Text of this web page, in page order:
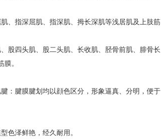
、指深屈肌、指深肌、拇长深肌等浅居肌及上肢筋
股四头肌、股二头肌、长收肌、胫骨前肌、腓骨长
。
：腱膜腱划均以顔色区分，形象逼真、分明，便于
色泽鲜艳，经久耐用。